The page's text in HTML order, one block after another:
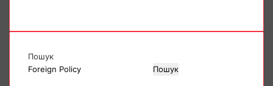
Пошук
Пошук